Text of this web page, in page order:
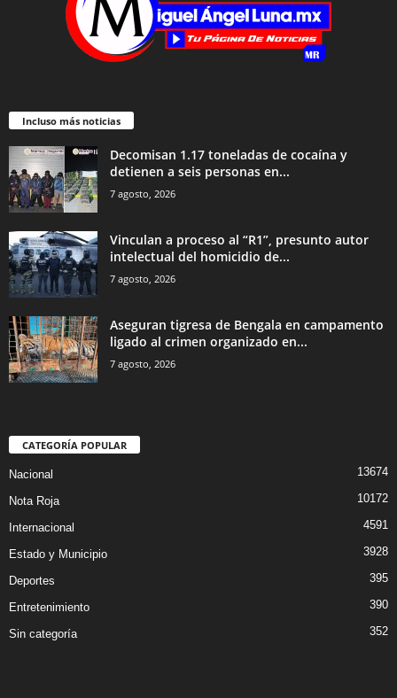
Incluso más noticias
Decomisan 1.17 toneladas de cocaína y
detienen a seis personas en...
7 agosto, 2026
Vinculan a proceso al “R1”, presunto autor
intelectual del homicidio de...
7 agosto, 2026
Aseguran tigresa de Bengala en campamento
ligado al crimen organizado en...
7 agosto, 2026
CATEGORÍA POPULAR
Nacional 13674
Nota Roja 10172
Internacional 4591
Estado y Municipio 3928
Deportes 395
Entretenimiento 390
Sin categoría 352